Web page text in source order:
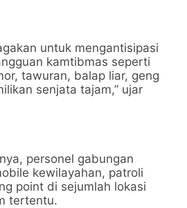
untuk mengantisipasi
kamtibmas seperti
tawuran, balap liar, geng
senjata tajam,” ujar
personel gabungan
kewilayahan, patroli
point di sejumlah lokasi
tertentu.